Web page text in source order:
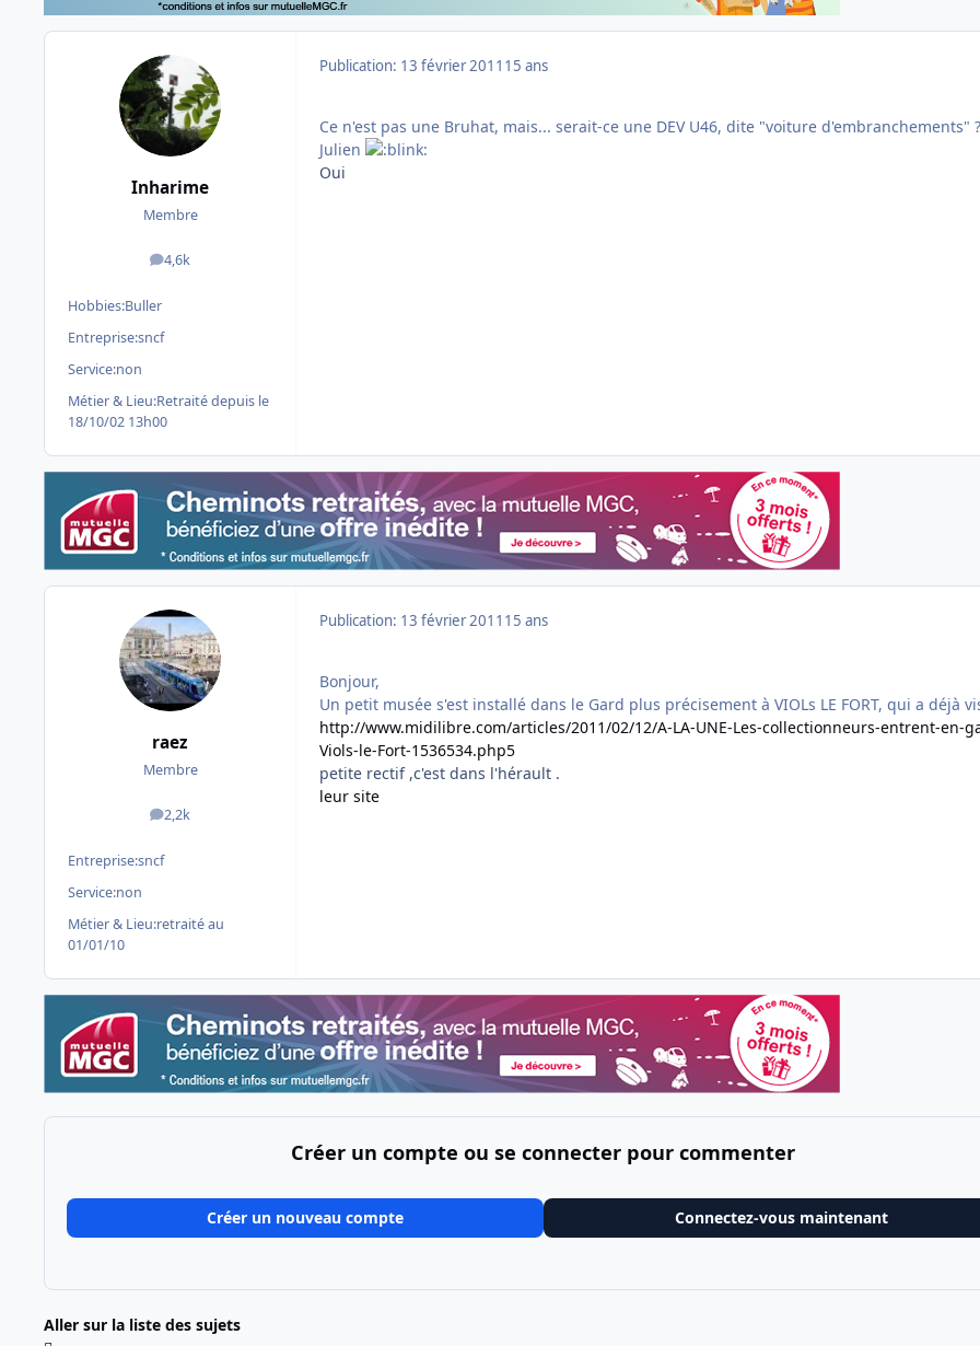
Inharime
Membre
4,6k
messages
Hobbies:Buller
Entreprise:sncf
Service:non
Métier & Lieu:Retraité depuis le
18/10/02 13h00
Publication: 13 février 2011 15 ans
Ce n'est pas une Bruhat, mais... serait-ce une DEV U46, dite "voiture d'embranchements" ?
Julien
Oui
raez
Membre
2,2k
messages
Entreprise:sncf
Service:non
Métier & Lieu:retraité au
01/01/10
Publication: 13 février 2011 15 ans
Bonjour,
Un petit musée s'est installé dans le Gard plus précisement à VIOLs LE FORT, qui a déjà
http://www.midilibre.com/articles/2011/02/12/A-LA-UNE-Les-collectionneurs-entrent-en-
Viols-le-Fort-1536534.php5
petite rectif ,c'est dans l'hérault .
leur site
Créer un compte ou se connecter pour commenter
Créer un nouveau compte Connectez-vous maintenant
Aller sur la liste des sujets